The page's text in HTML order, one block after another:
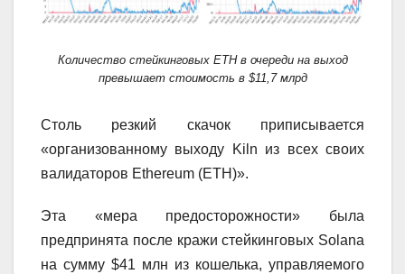
Количество стейкинговых ETH в очереди на выход
превышает стоимость в $11,7 млрд
Столь резкий скачок приписывается
«организованному выходу Kiln из всех своих
валидаторов Ethereum (ETH)».
Эта «мера предосторожности» была
предпринята после кражи стейкинговых Solana
на сумму $41 млн из кошелька, управляемого